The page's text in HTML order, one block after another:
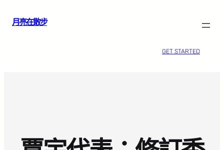
月亮在散步
GET STARTED